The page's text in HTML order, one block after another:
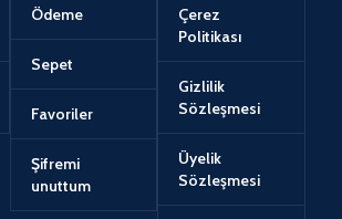
Ödeme
Sepet
Favoriler
Şifremi
unuttum
Çerez
Politikası
Gizlilik
Sözleşmesi
Üyelik
Sözleşmesi